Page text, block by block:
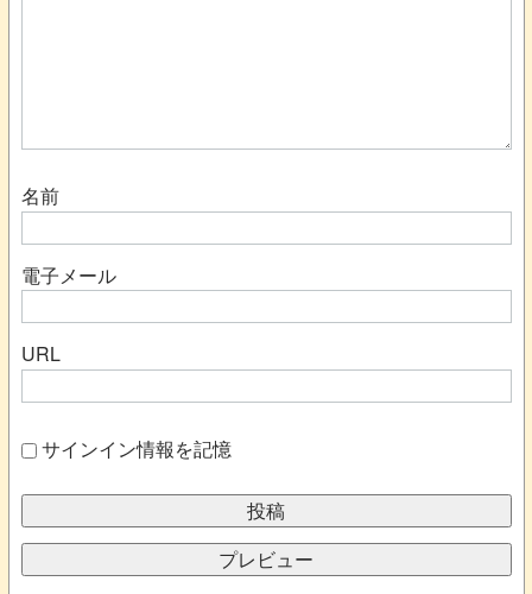
名前
電子メール
URL
サインイン情報を記憶